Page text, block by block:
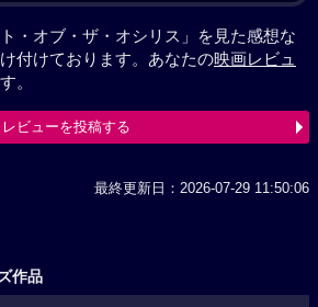
・オブ・ザ・オシリス」を見た感想な
付けております。あなたの映画レビュ
。
レビューを投稿する
最終更新日：2026-07-29 11:50:06
作品